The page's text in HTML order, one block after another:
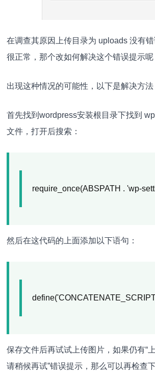
在调查其原因上传目录为 uploads 没有
很正常，那个改如何解决这个错误提示呢
出现这种情况的可能性，以下是解决方法
首先找到wordpress安装根目录下找到
文件，打开后搜索：
require_once(ABSPATH . 'wp-
然后在这代码的上面添加以下语句：
保存文件后再试试上传图片，如果仍有“
请稍候再试”错误提示，那么可以再检查